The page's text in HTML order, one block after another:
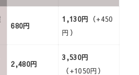
680円
1,130円 （+450
円）
2,480円
3,530円
（+1050円）